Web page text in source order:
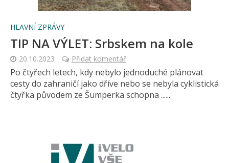
HLAVNÍ ZPRÁVY
TIP NA VÝLET: Srbskem na kole
20.10.2023 Přidat komentář
Po čtyřech letech, kdy nebylo jednoduché plánovat
cesty do zahraničí jako dříve nebo se nebyla cyklistická
čtyřka původem ze Šumperka schopna ......